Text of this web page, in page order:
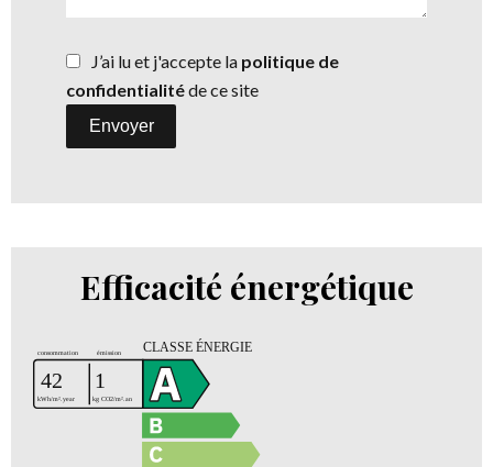
J’ai lu et j'accepte la politique de
confidentialitéde ce site
Envoyer
Efficacité énergétique